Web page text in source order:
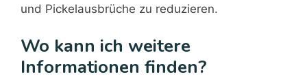
und Pickelausbrüche zu reduzieren.
Wo kann ich weitere
Informationen finden?